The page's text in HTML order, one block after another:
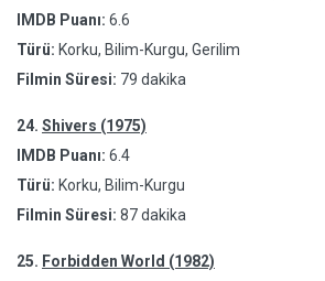
IMDB Puanı: 6.6
Türü: Korku, Bilim-Kurgu, Gerilim
Filmin Süresi: 79 dakika
24. Shivers (1975)
IMDB Puanı: 6.4
Türü: Korku, Bilim-Kurgu
Filmin Süresi: 87 dakika
25. Forbidden World (1982)